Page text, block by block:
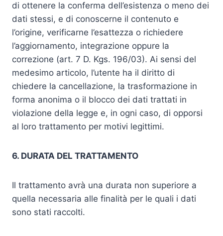
di ottenere la conferma dell’esistenza o meno dei
dati stessi, e di conoscerne il contenuto e
l’origine, verificarne l’esattezza o richiedere
l’aggiornamento, integrazione oppure la
correzione (art. 7 D. Kgs. 196/03). Ai sensi del
medesimo articolo, l’utente ha il diritto di
chiedere la cancellazione, la trasformazione in
forma anonima o il blocco dei dati trattati in
violazione della legge e, in ogni caso, di opporsi
al loro trattamento per motivi legittimi.
6. DURATA DEL TRATTAMENTO
Il trattamento avrà una durata non superiore a
quella necessaria alle finalità per le quali i dati
sono stati raccolti.